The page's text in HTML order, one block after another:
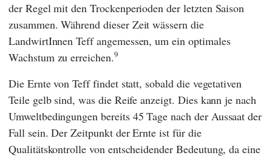
der Regel mit den Trockenperioden der letzten Saison
zusammen. Während dieser Zeit wässern die
LandwirtInnen Teff angemessen, um ein optimales
Wachstum zu erreichen.9
Die Ernte von Teff findet statt, sobald die vegetativen
Teile gelb sind, was die Reife anzeigt. Dies kann je nach
Umweltbedingungen bereits 45 Tage nach der Aussaat der
Fall sein. Der Zeitpunkt der Ernte ist für die
Qualitätskontrolle von entscheidender Bedeutung, da eine